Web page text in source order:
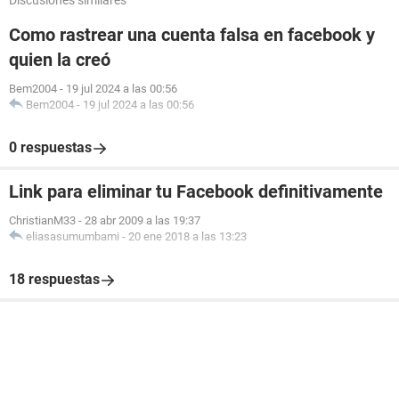
Como rastrear una cuenta falsa en facebook y
quien la creó
Bem2004 - 19 jul 2024 a las 00:56
Bem2004 - 19 jul 2024 a las 00:56
0 respuestas
Link para eliminar tu Facebook definitivamente
ChristianM33 - 28 abr 2009 a las 19:37
eliasasumumbami - 20 ene 2018 a las 13:23
18 respuestas